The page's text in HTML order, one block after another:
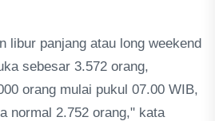
libur panjang atau long weekend
sebesar 3.572 orang,
orang mulai pukul 07.00 WIB,
normal 2.752 orang," kata